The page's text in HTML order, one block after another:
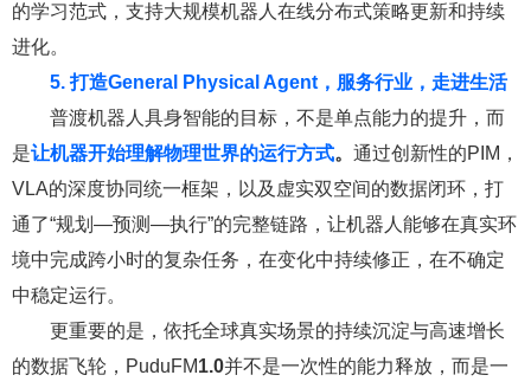
的学习范式，支持大规模机器人在线分布式策略更新和持续
进化。
5. 打造General Physical Agent，服务行业，走进生活
普渡机器人具身智能的目标，不是单点能力的提升，而
是让机器开始理解物理世界的运行方式。 通过创新性的PIM，
VLA的深度协同统一框架，以及虚实双空间的数据闭环，打
通了“规划—预测—执行”的完整链路，让机器人能够在真实环
境中完成跨小时的复杂任务，在变化中持续修正，在不确定
中稳定运行。
更重要的是，依托全球真实场景的持续沉淀与高速增长
的数据飞轮，PuduFM1.0并不是一次性的能力释放，而是一